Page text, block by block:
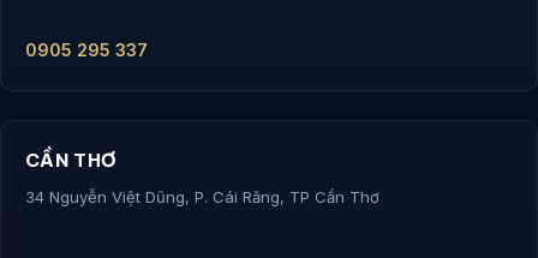
0905 295 337
CẦN THƠ
34 Nguyễn Việt Dũng, P. Cái Răng, TP Cần Thơ